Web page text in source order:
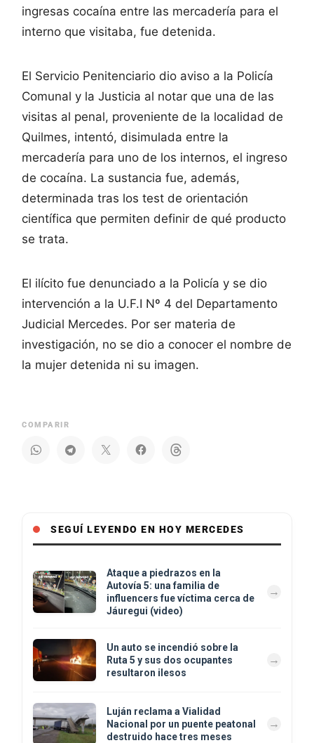
ingresas cocaína entre las mercadería para el
interno que visitaba, fue detenida.
El Servicio Penitenciario dio aviso a la Policía
Comunal y la Justicia al notar que una de las
visitas al penal, proveniente de la localidad de
Quilmes, intentó, disimulada entre la
mercadería para uno de los internos, el ingreso
de cocaína. La sustancia fue, además,
determinada tras los test de orientación
científica que permiten definir de qué producto
se trata.
El ilícito fue denunciado a la Policía y se dio
intervención a la U.F.I Nº 4 del Departamento
Judicial Mercedes. Por ser materia de
investigación, no se dio a conocer el nombre de
la mujer detenida ni su imagen.
COMPARIR
SEGUÍ LEYENDO EN HOY MERCEDES
Ataque a piedrazos en la
Autovía 5: una familia de
influencers fue víctima cerca de
Jáuregui (video)
Un auto se incendió sobre la
Ruta 5 y sus dos ocupantes
resultaron ilesos
Luján reclama a Vialidad
Nacional por un puente peatonal
destruido hace tres meses